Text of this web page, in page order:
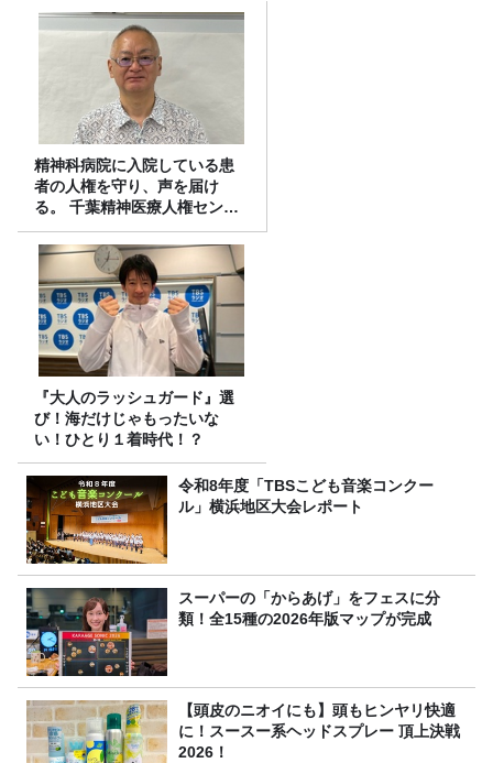
精神科病院に入院している患
者の人権を守り、声を届け
る。 千葉精神医療人権センタ
ーの取り組み
『大人のラッシュガード』選
び！海だけじゃもったいな
い！ひとり１着時代！？
令和8年度「TBSこども音楽コンクー
ル」横浜地区大会レポート
スーパーの「からあげ」をフェスに分
類！全15種の2026年版マップが完成
【頭皮のニオイにも】頭もヒンヤリ快適
に！スースー系ヘッドスプレー 頂上決戦
2026！